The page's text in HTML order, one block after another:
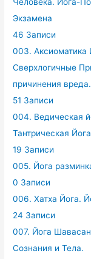
Экзамена
46 Записи
003. Аксиоматика
Сверхлогичные
причинения
51 Записи
004. Ведическая
Тантрическая
19 Записи
005. Йога
0 Записи
006. Хатха Йога.
24 Записи
007. Йога
Сознания и Тела.